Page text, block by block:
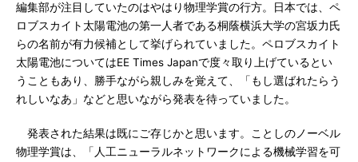
編集部が注目していたのはやはり物理学賞の行方。日本では、ペ
ロブスカイト太陽電池の第一人者である桐蔭横浜大学の宮坂力氏
らの名前が有力候補として挙げられていました。ペロブスカイト
太陽電池についてはEE Times Japanで度々取り上げているとい
うこともあり、勝手ながら親しみを覚えて、「もし選ばれたらう
れしいなあ」などと思いながら発表を待っていました。
発表された結果は既にご存じかと思います。ことしのノーベル
物理学賞は、「人工ニューラルネットワークによる機械学習を可